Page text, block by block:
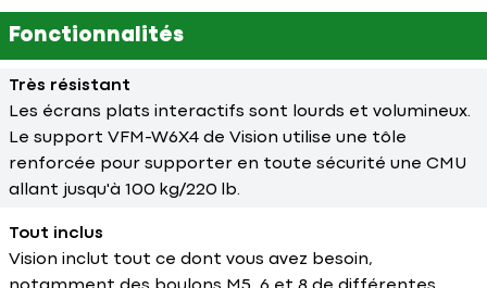
Fonctionnalités
Très résistant
Les écrans plats interactifs sont lourds et volumineux.
Le support VFM-W6X4 de Vision utilise une tôle
renforcée pour supporter en toute sécurité une CMU
allant jusqu'à 100 kg/220 lb.
Tout inclus
Vision inclut tout ce dont vous avez besoin,